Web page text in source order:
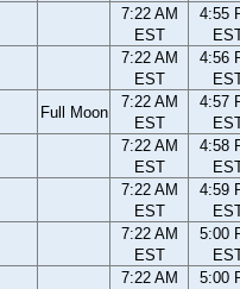
7:22 AM
EST
4:55
7:22 AM
EST
4:56
Full Moon
7:22 AM
EST
4:57
7:22 AM
EST
4:58
7:22 AM
EST
4:59
7:22 AM
EST
5:00
7:22 AM
5:00